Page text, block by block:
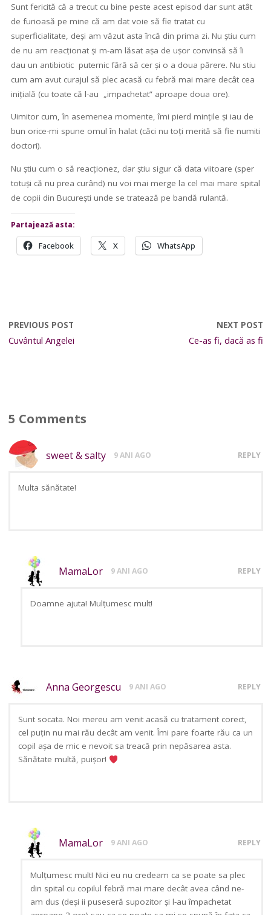
Sunt fericită că a trecut cu bine peste acest episod dar sunt atât
de furioasă pe mine că am dat voie să fie tratat cu
superficialitate, deși am văzut asta încă din prima zi. Nu știu cum
de nu am reacționat și m-am lăsat așa de ușor convinsă să îi
dau un antibiotic puternic fără să cer și o a doua părere. Nu stiu
cum am avut curajul să plec acasă cu febră mai mare decât cea
inițială (cu toate că l-au „impachetat” aproape doua ore).
Uimitor cum, în asemenea momente, îmi pierd mințile și iau de
bun orice-mi spune omul în halat (căci nu toți merită să fie numiti
doctori).
Nu știu cum o să reacționez, dar știu sigur că data viitoare (sper
totuși că nu prea curând) nu voi mai merge la cel mai mare spital
de copii din București unde se tratează pe bandă rulantă.
Partajează asta:
Facebook X WhatsApp
PREVIOUS POST
Cuvântul Angelei
NEXT POST
Ce-as fi, dacă as fi
5 Comments
sweet & salty 9 ANI AGO REPLY
Multa sănătate!
MamaLor 9 ANI AGO REPLY
Doamne ajuta! Mulțumesc mult!
Anna Georgescu 9 ANI AGO REPLY
Sunt socata. Noi mereu am venit acasă cu tratament corect,
cel puțin nu mai rău decât am venit. Îmi pare foarte rău ca un
copil așa de mic e nevoit sa treacă prin nepăsarea asta.
Sănătate multă, puișor!
MamaLor 9 ANI AGO REPLY
Mulțumesc mult! Nici eu nu credeam ca se poate sa plec
din spital cu copilul febră mai mare decât avea când ne-
am dus (deși ii puseseră supozitor și l-au împachetat